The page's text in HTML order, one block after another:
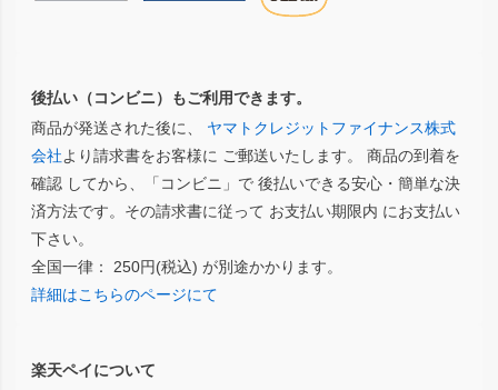
後払い（コンビニ）もご利用できます。
商品が発送された後に、 ヤマトクレジットファイナンス株式
会社より請求書をお客様に ご郵送いたします。 商品の到着を
確認 してから、「コンビニ」で 後払いできる安心・簡単な決
済方法です。その請求書に従って お支払い期限内 にお支払い
下さい。
全国一律： 250円(税込) が別途かかります。
詳細はこちらのページにて
楽天ペイについて